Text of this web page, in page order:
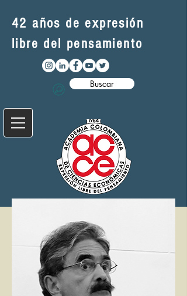
42 años de expresión
libre del pensamiento
Buscar